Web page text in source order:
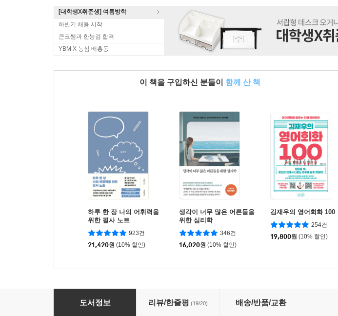
[대학생X취준생] 여름방학
하반기 채용 시작
큰코쌤과 한능검 합격
YBM X 농심 배홍동
이 책을 구입하신 분들이 함께 산 책
하루 한 장 나의 어휘력을
위한 필사 노트
923건
21,420원 (10% 할인)
생각이 너무 많은 어른들을
위한 심리학
346건
16,020원 (10% 할인)
김재우의 영어회화 100
254건
19,800원 (10% 할인)
미국에서 기죽지 않는 쓸만한 영어 : 사회생활 필수 인싸회화
도서정보 리뷰/한줄평 (19/20) 배송/반품/교환